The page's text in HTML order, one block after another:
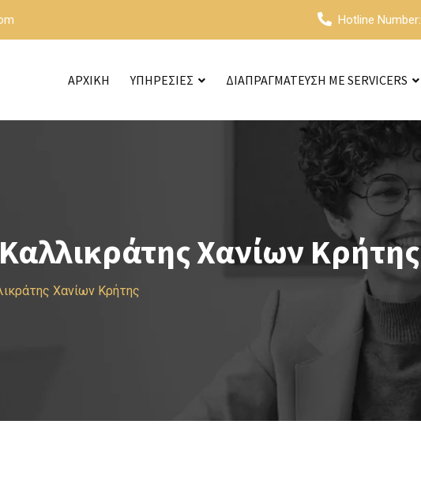
Hotline Number:
ΑΡΧΙΚΗ ΥΠΗΡΕΣΙΕΣ ΔΙΑΠΡΑΓΜΑΤΕΥΣΗ ΜΕ SERVICERS
Χανίων Κρήτης
Χανίων Κρήτης